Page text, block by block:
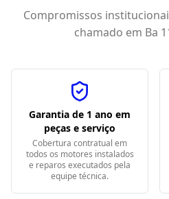
Compromissos
chamado em Ba
Garantia de 1 ano em
peças e serviço
Cobertura contratual em
todos os motores instalados
e reparos executados pela
equipe técnica.